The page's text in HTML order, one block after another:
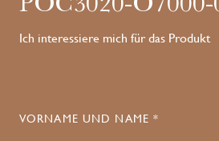
Ich interessiere mich für das Produkt
VORNAME UND NAME *